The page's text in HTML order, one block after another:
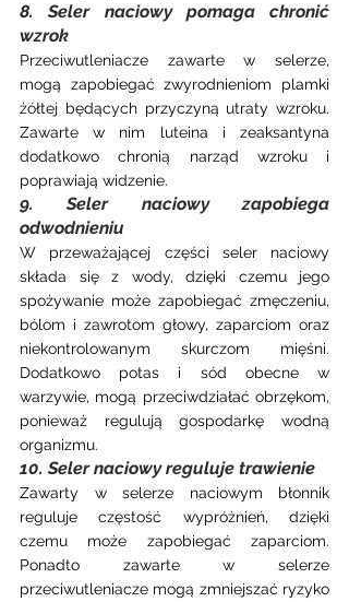
8. Seler naciowy pomaga chronić
wzrok
Przeciwutleniacze zawarte w selerze,
mogą zapobiegać zwyrodnieniom plamki
żółtej będących przyczyną utraty wzroku.
Zawarte w nim luteina i zeaksantyna
dodatkowo chronią narząd wzroku i
poprawiają widzenie.
9. Seler naciowy zapobiega
odwodnieniu
W przeważającej części seler naciowy
składa się z wody, dzięki czemu jego
spożywanie może zapobiegać zmęczeniu,
bólom i zawrotom głowy, zaparciom oraz
niekontrolowanym skurczom mięśni.
Dodatkowo potas i sód obecne w
warzywie, mogą przeciwdziałać obrzękom,
ponieważ regulują gospodarkę wodną
organizmu.
10. Seler naciowy reguluje trawienie
Zawarty w selerze naciowym błonnik
reguluje częstość wypróżnień, dzięki
czemu może zapobiegać zaparciom.
Ponadto zawarte w selerze
przeciwutleniacze mogą zmniejszać ryzyko